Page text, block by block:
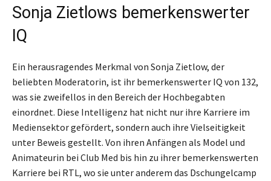
Sonja Zietlows bemerkenswerter
IQ
Ein herausragendes Merkmal von Sonja Zietlow, der
beliebten Moderatorin, ist ihr bemerkenswerter IQ von 132,
was sie zweifellos in den Bereich der Hochbegabten
einordnet. Diese Intelligenz hat nicht nur ihre Karriere im
Mediensektor gefördert, sondern auch ihre Vielseitigkeit
unter Beweis gestellt. Von ihren Anfängen als Model und
Animateurin bei Club Med bis hin zu ihrer bemerkenswerten
Karriere bei RTL, wo sie unter anderem das Dschungelcamp